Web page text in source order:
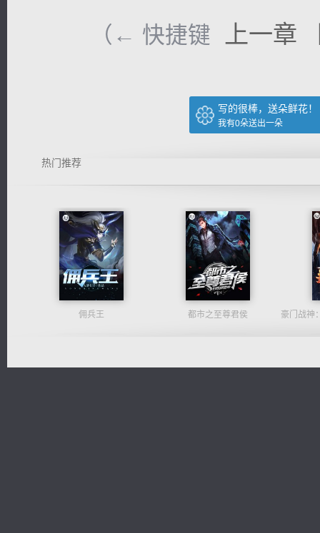
（← 快捷键 上一章
写的很棒，送朵鲜花！
我有0朵送出一朵
热门推荐
佣兵王 都市之至尊君侯